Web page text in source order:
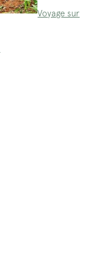
Voyage sur